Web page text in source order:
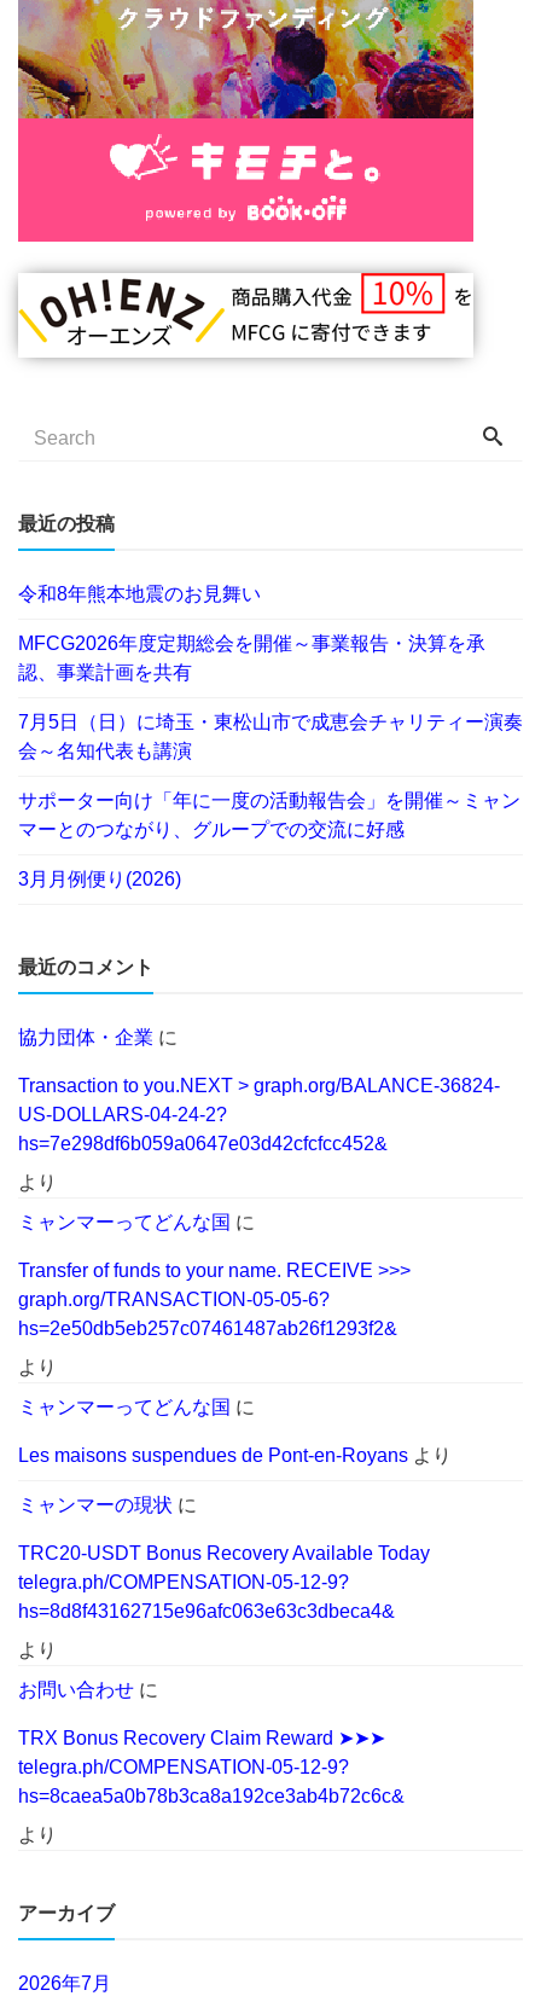
最近の投稿
令和8年熊本地震のお見舞い
MFCG2026年度定期総会を開催～事業報告・決算を承
認、事業計画を共有
7月5日（日）に埼玉・東松山市で成恵会チャリティー演奏
会～名知代表も講演
サポーター向け「年に一度の活動報告会」を開催～ミャン
マーとのつながり、グループでの交流に好感
3月月例便り(2026)
最近のコメント
協力団体・企業 に
Transaction to you.NEXT > graph.org/BALANCE-36824-
US-DOLLARS-04-24-2?
hs=7e298df6b059a0647e03d42cfcfcc452&
より
ミャンマーってどんな国 に
Transfer of funds to your name. RECEIVE >>>
graph.org/TRANSACTION-05-05-6?
hs=2e50db5eb257c07461487ab26f1293f2&
より
ミャンマーってどんな国 に
Les maisons suspendues de Pont-en-Royans より
ミャンマーの現状 に
TRC20-USDT Bonus Recovery Available Today
telegra.ph/COMPENSATION-05-12-9?
hs=8d8f43162715e96afc063e63c3dbeca4&
より
お問い合わせ に
TRX Bonus Recovery Claim Reward ➤➤➤
telegra.ph/COMPENSATION-05-12-9?
hs=8caea5a0b78b3ca8a192ce3ab4b72c6c&
より
アーカイブ
2026年7月